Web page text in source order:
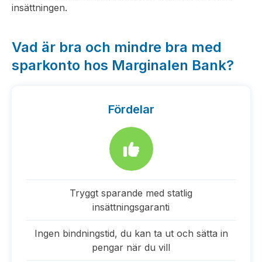
insättningen.
Vad är bra och mindre bra med
sparkonto hos Marginalen Bank?
Fördelar
Tryggt sparande med statlig
insättningsgaranti
Ingen bindningstid, du kan ta ut och sätta in
pengar när du vill